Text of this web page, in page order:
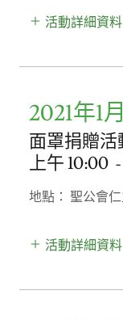
活動詳細資料
2021年1
面罩捐贈活
上午 10:00 -
地點： 聖公會
活動詳細資料